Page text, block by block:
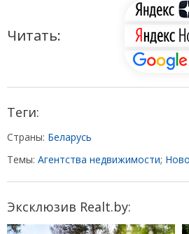
Читать:
Теги:
Страны: Беларусь
Темы: Агентства недвижимости;
Эксклюзив Realt.by: